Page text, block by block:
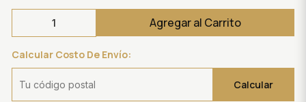
Agregar al Carrito
Calcular Costo De Envío:
Calcular